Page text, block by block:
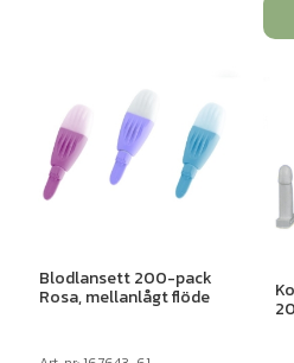
Blodlansett 200-pack
Rosa, mellanlågt flöde